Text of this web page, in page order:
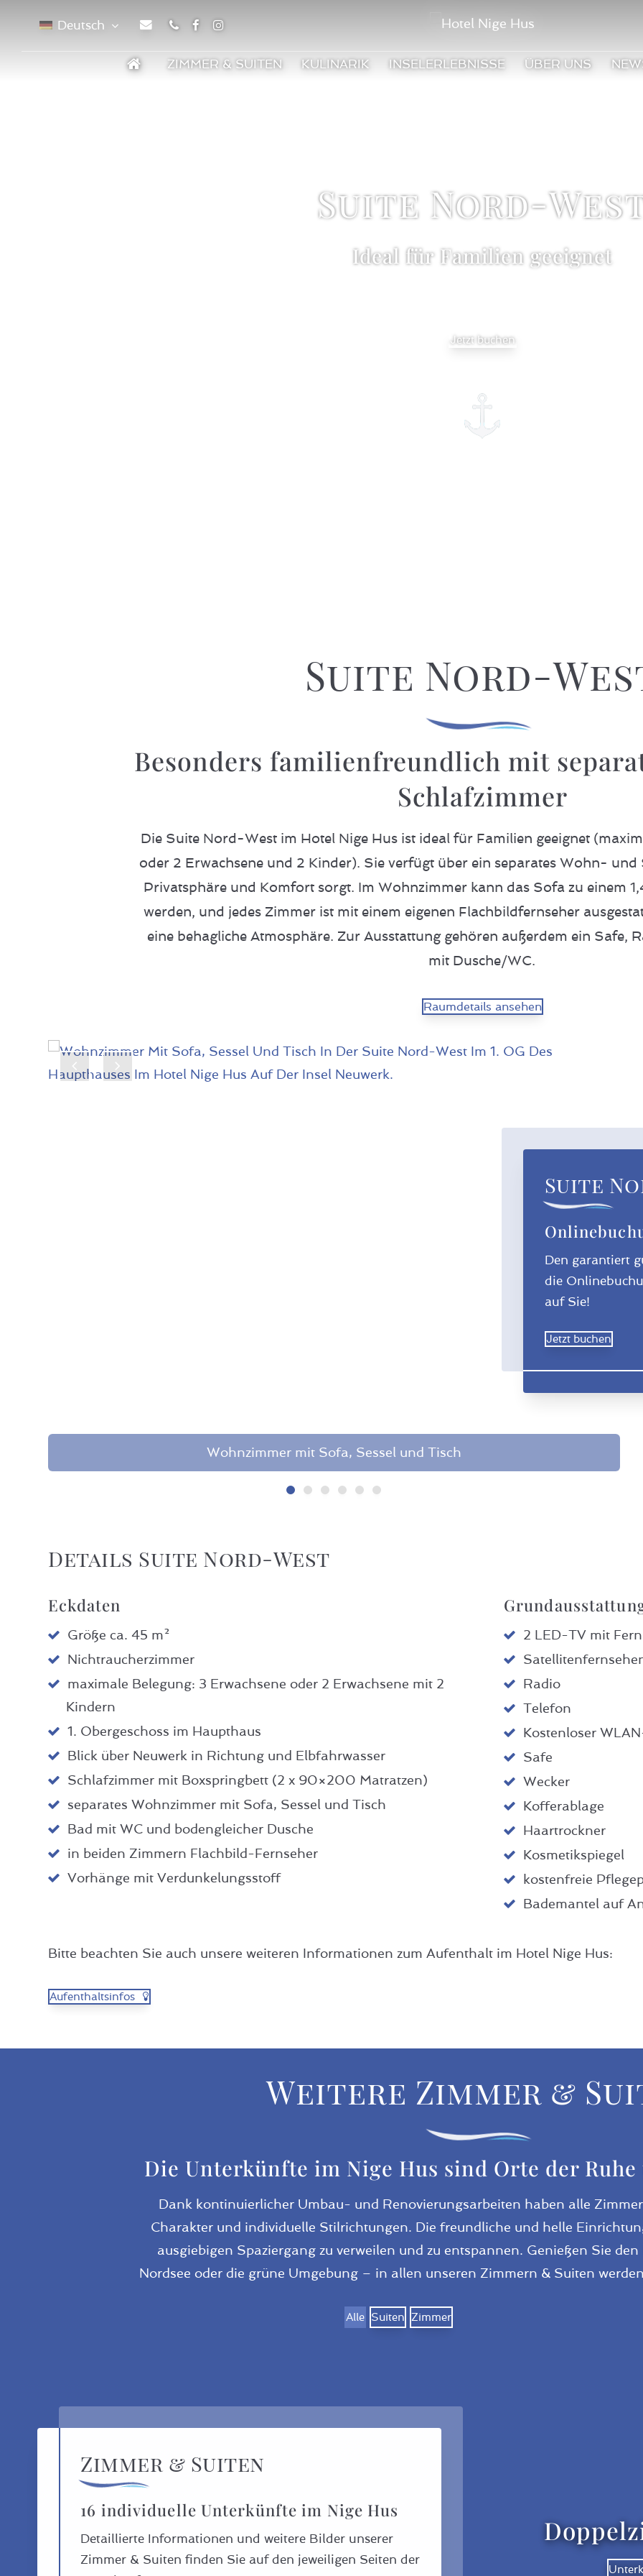
Deutsch TelefonFacebook
Instagram
ZIMMER & SUITEN KULINARIK INSELERLEBNISSE ÜBER UNS
Suite Nord-
Ideal für Familien geeignet
Jetzt buchen
Suite Nord-
Besonders familienfreundlich mit
Schlafzimmer
Die Suite Nord-West im Hotel Nige Hus ist ideal für Familien geeignet
oder 2 Erwachsene und 2 Kinder). Sie verfügt über ein separates Wohn-
Privatsphäre und Komfort sorgt. Im Wohnzimmer kann das Sofa zu einem
werden, und jedes Zimmer ist mit einem eigenen Flachbildfernseher
eine behagliche Atmosphäre. Zur Ausstattung gehören außerdem ein Safe,
mit Dusche/WC.
Raumdetails ansehen
Wohnzimmer mit Sofa, Sessel und Tisch
Previous
Next
Suite
Den garantiert
die
auf Sie!
Jetzt buchen
Details Suite Nord-West
Eckdaten
Größe ca. 45 m²
Nichtraucherzimmer
maximale Belegung: 3 Erwachsene oder 2 Erwachsene mit 2
Kindern
1. Obergeschoss im Haupthaus
Blick über Neuwerk in Richtung und Elbfahrwasser
Schlafzimmer mit Boxspringbett (2 x 90×200 Matratzen)
separates Wohnzimmer mit Sofa, Sessel und Tisch
Bad mit WC und bodengleicher Dusche
in beiden Zimmern Flachbild-Fernseher
Vorhänge mit Verdunkelungsstoff
2 LED-TV mit
Radio
Telefon
Kostenloser
Safe
Wecker
Kofferablage
Haartrockner
Kosmetikspiegel
kostenfreie
Bademantel auf
Bitte beachten Sie auch unsere weiteren Informationen zum Aufenthalt im Hotel Nige Hus:
Aufenthaltsinfos
Weitere Zimmer &
Die Unterkünfte im Nige Hus sind Orte der
Dank kontinuierlicher Umbau- und Renovierungsarbeiten haben alle
Charakter und individuelle Stilrichtungen. Die freundliche und helle
ausgiebigen Spaziergang zu verweilen und zu entspannen. Genießen Sie
Nordsee oder die grüne Umgebung – in allen unseren Zimmern & Suiten
Alle Suiten Zimmer
Sieben
Zimmer & Suiten
16 individuelle Unterkünfte im Nige Hus
Detaillierte Informationen und weitere Bilder unserer
Zimmer & Suiten finden Sie auf den jeweiligen Seiten der